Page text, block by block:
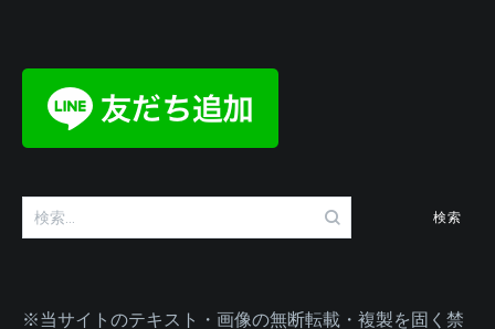
検
索:
※当サイトのテキスト・画像の無断転載・複製を固く禁